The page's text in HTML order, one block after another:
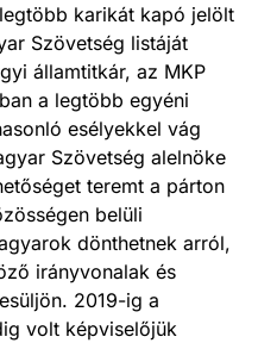
karikát kapó jelölt
Szövetség listáját
államtitkár, az MKP
a legtöbb egyéni
esélyekkel vág
Szövetség alelnöke
teremt a párton
belüli
dönthetnek arról,
irányvonalak és
2019-ig a
volt képviselőjük